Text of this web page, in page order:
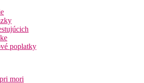
minibar, trezor, set na prípravu čaju a kávy,
(pokiaľ nie je uvedené inak, majú izby
izba
poplatky
mori